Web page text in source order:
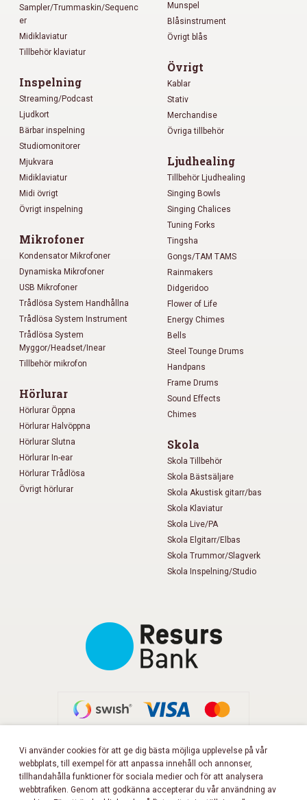
Sampler/Trummaskin/Sequenc
er
Midiklaviatur
Tillbehör klaviatur
Inspelning
Streaming/Podcast
Ljudkort
Bärbar inspelning
Studiomonitorer
Mjukvara
Midiklaviatur
Midi övrigt
Övrigt inspelning
Mikrofoner
Kondensator Mikrofoner
Dynamiska Mikrofoner
USB Mikrofoner
Trådlösa System Handhållna
Trådlösa System Instrument
Trådlösa System
Myggor/Headset/Inear
Tillbehör mikrofon
Hörlurar
Hörlurar Öppna
Hörlurar Halvöppna
Hörlurar Slutna
Hörlurar In-ear
Hörlurar Trådlösa
Övrigt hörlurar
Munspel
Blåsinstrument
Övrigt blås
Övrigt
Kablar
Stativ
Merchandise
Övriga tillbehör
Ljudhealing
Tillbehör Ljudhealing
Singing Bowls
Singing Chalices
Tuning Forks
Tingsha
Gongs/TAM TAMS
Rainmakers
Didgeridoo
Flower of Life
Energy Chimes
Bells
Steel Tounge Drums
Handpans
Frame Drums
Sound Effects
Chimes
Skola
Skola Tillbehör
Skola Bästsäljare
Skola Akustisk gitarr/bas
Skola Klaviatur
Skola Live/PA
Skola Elgitarr/Elbas
Skola Trummor/Slagverk
Skola Inspelning/Studio
FÖLJ OSS PÅ FACEBOOK!
Vi använder cookies för att ge dig bästa möjliga upplevelse på vår
webbplats, till exempel för att anpassa innehåll och annonser,
tillhandahålla funktioner för sociala medier och för att analysera
webbtrafiken. Genom att godkänna accepterar du vår användning av